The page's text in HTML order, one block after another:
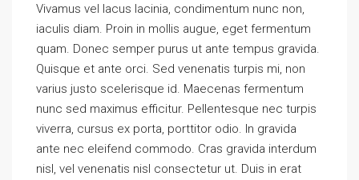
Vivamus vel lacus lacinia, condimentum nunc non,
iaculis diam. Proin in mollis augue, eget fermentum
quam. Donec semper purus ut ante tempus gravida.
Quisque et ante orci. Sed venenatis turpis mi, non
varius justo scelerisque id. Maecenas fermentum
nunc sed maximus efficitur. Pellentesque nec turpis
viverra, cursus ex porta, porttitor odio. In gravida
ante nec eleifend commodo. Cras gravida interdum
nisl, vel venenatis nisl consectetur ut. Duis in erat